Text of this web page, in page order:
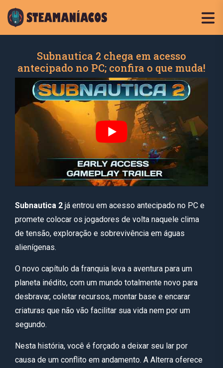
Subnautica 2 chega em acesso
antecipado no PC; confira o que muda!
Subnautica 2 já entrou em acesso antecipado no PC e
promete colocar os jogadores de volta naquele clima
de tensão, exploração e sobrevivência em águas
alienígenas.
O novo capítulo da franquia leva a aventura para um
planeta inédito, com um mundo totalmente novo para
desbravar, coletar recursos, montar base e encarar
criaturas que não vão facilitar sua vida nem por um
segundo.
Nesta história, você é forçado a deixar seu lar por
causa de um conflito em andamento. A Alterra oferece